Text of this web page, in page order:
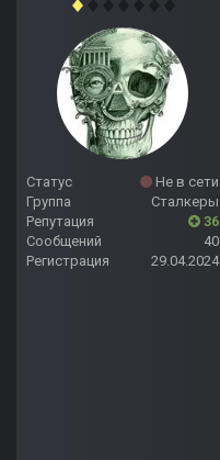
Статус
Не в сети
Группа
Сталкеры
Репутация
36
Сообщений
40
Регистрация
29.04.2024